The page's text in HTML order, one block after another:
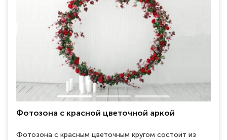
Фотозона с красной цветочной аркой
Фотозона с красным цветочным кругом состоит из